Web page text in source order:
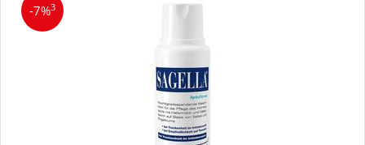
-7%3